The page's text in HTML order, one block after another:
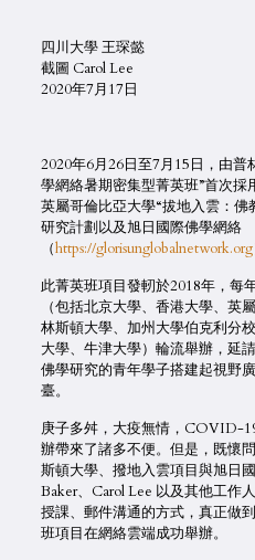
四川大學 王琛懿
截圖 Carol Lee
2020年7月17日
2020年6月26日至7月15日，由
學網絡暑期密集型菁英班”首次
英屬哥倫比亞大學“拔地入雲：佛
研究計劃以及旭日國際佛學網絡
（https://glorisunglobalnetwork.org
此菁英班項目發軔於2018年，每
（包括北京大學、香港大學、英
林斯頓大學、加州大學伯克利分
大學、牛津大學）輪流舉辦，延
佛學研究的青年學子搭建起視野
臺。
庚子多舛，大疫無情，COVID-
辦帶來了諸多不便。但是，既懷
斯頓大學、撥地入雲項目與旭日
Baker、Carol Lee 以及其他工作
授課、郵件溝通的方式，真正做
班項目在網絡雲端成功舉辦。